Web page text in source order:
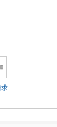
求